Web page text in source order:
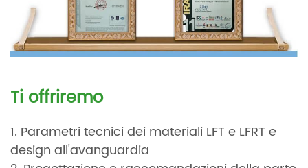
Ti offriremo
1. Parametri tecnici dei materiali LFT e LFRT e
design all'avanguardia